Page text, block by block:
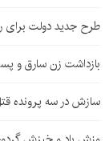
طرح جدید دولت برای
بازداشت زن سارق و پسر ۱۲ ساله‌اش در
سازش در سه پرونده